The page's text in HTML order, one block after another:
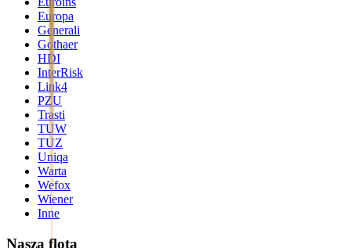
Europa
Generali
Gothaer
HDI
InterRisk
Link4
PZU
Trasti
TUW
TUZ
Uniqa
Warta
Wefox
Wiener
Inne
Nasza flota